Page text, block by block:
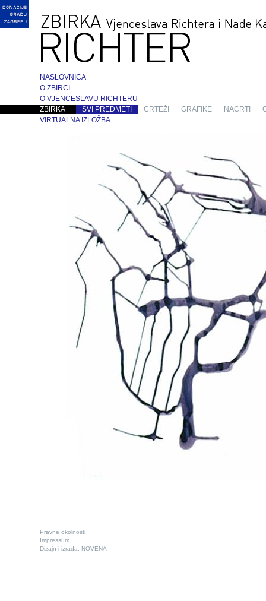
NASLOVNICA
O ZBIRCI
O VJENCESLAVU RICHTERU
ZBIRKA
SVI PREDMETI CRTEŽI GRAFIKE NACRTI
VIRTUALNA IZLOŽBA
Pravne okolnosti
Impressum
Dizajn i izrada: NOVENA